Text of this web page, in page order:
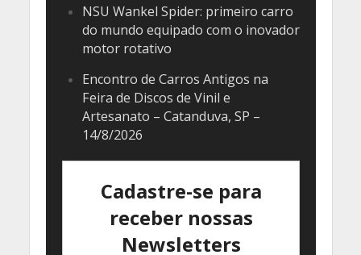
NSU Wankel Spider: primeiro carro
do mundo equipado com o inovador
motor rotativo
Encontro de Carros Antigos na
Feira de Discos de Vinil e
Artesanato – Catanduva, SP –
14/8/2026